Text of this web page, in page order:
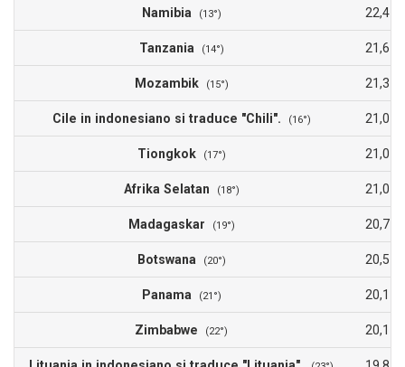
Namibia (13°) 22,4
Tanzania (14°) 21,6
Mozambik (15°) 21,3
Cile in indonesiano si traduce "Chili". (16°) 21,0
Tiongkok (17°) 21,0
Afrika Selatan (18°) 21,0
Madagaskar (19°) 20,7
Botswana (20°) 20,5
Panama (21°) 20,1
Zimbabwe (22°) 20,1